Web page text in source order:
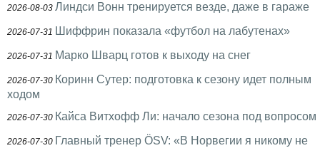
2026-08-03 Линдси Вонн тренируется везде, даже в гараже
2026-07-31 Шиффрин показала «футбол на лабутенах»
2026-07-31 Марко Шварц готов к выходу на снег
2026-07-30 Коринн Сутер: подготовка к сезону идет полным
ходом
2026-07-30 Кайса Витхофф Ли: начало сезона под вопросом
2026-07-30 Главный тренер ÖSV: «В Норвегии я никому не